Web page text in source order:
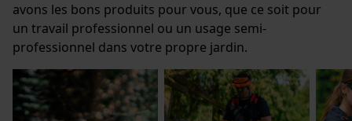
avons les bons produits pour vous, que ce soit pour
un travail professionnel ou un usage semi-
professionnel dans votre propre jardin.